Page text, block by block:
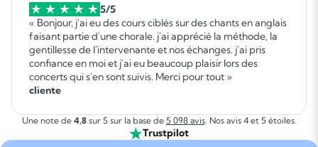
5/5
« Bonjour, j'ai eu des cours ciblés sur des chants en anglais
faisant partie d'une chorale. j'ai apprécié la méthode, la
gentillesse de l'intervenante et nos échanges. j'ai pris
confiance en moi et j'ai eu beaucoup plaisir lors des
concerts qui s'en sont suivis. Merci pour tout »
cliente
Une note de 4,8sur 5 sur la base de 5 098 avis. Nos avis 4 et 5 étoiles.
Trustpilot